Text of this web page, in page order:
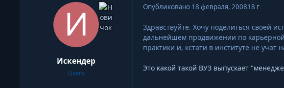
Искендер
Users
Опубликовано 18 февраля, 200818 г
Здравствуйте. Хочу поделиться своей
дальнейшем продвижении по
практики и, кстати в институте не
Это какой такой ВУЗ выпускает